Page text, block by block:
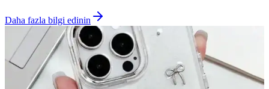
Daha fazla bilgi edinin